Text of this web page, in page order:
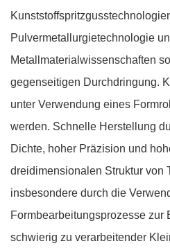
Pulvermetallurgietechnologie
Metallmaterialwissenschaften
gegenseitigen Durchdringung.
unter Verwendung eines
werden. Schnelle Herstellung
Dichte, hoher Präzision und
dreidimensionalen Struktur von
insbesondere durch die
Formbearbeitungsprozesse zur
schwierig zu verarbeitender